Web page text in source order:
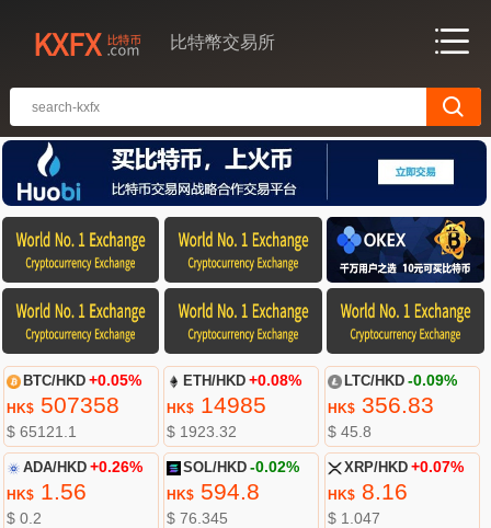
比特幣交易所
BTC/HKD +0.05%
HK$507358
$ 65121.1
ETH/HKD +0.08%
HK$ 14985
$ 1923.32
LTC/HKD -0.09%
HK$356.83
$ 45.8
ADA/HKD +0.26%
HK$1.56
$ 0.2
SOL/HKD -0.02%
HK$ 594.8
$ 76.345
XRP/HKD +0.07%
HK$8.16
$ 1.047